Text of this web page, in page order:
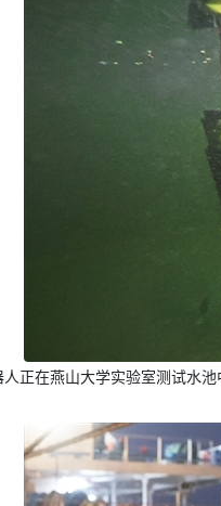
正在燕山大学实验室测试水